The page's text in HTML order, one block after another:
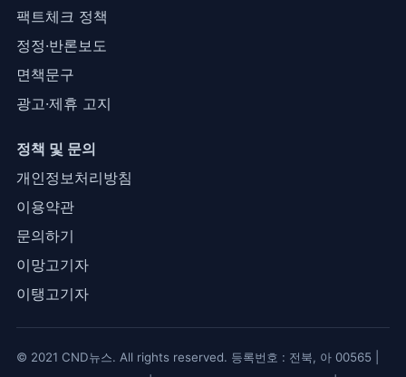
팩트체크 정책
정정·반론보도
면책문구
광고·제휴 고지
정책 및 문의
개인정보처리방침
이용약관
문의하기
이망고기자
이탱고기자
© 2021 CND뉴스. All rights reserved. 등록번호 : 전북, 아 00565 |